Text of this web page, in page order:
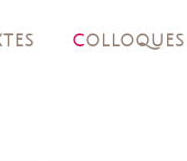
COLLOQUES